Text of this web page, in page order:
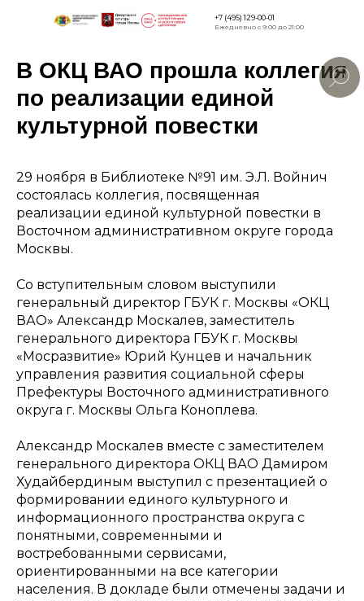
Версия для
+7 (495) 129-00-01
Ежедневно с 9:00 до 21:00
В ОКЦ ВАО прошла коллегия
по реализации единой
культурной повестки
29 ноября в Библиотеке №91 им. Э.Л. Войнич
состоялась коллегия, посвященная
реализации единой культурной повестки в
Восточном административном округе города
Москвы.
Со вступительным словом выступили
генеральный директор ГБУК г. Москвы «ОКЦ
ВАО» Александр Москалев, заместитель
генерального директора ГБУК г. Москвы
«Мосразвитие» Юрий Кунцев и начальник
управления развития социальной сферы
Префектуры Восточного административного
округа г. Москвы Ольга Коноплева.
Александр Москалев вместе с заместителем
генерального директора ОКЦ ВАО Дамиром
Худайбердиным выступил с презентацией о
формировании единого культурного и
информационного пространства округа с
понятными, современными и
востребованными сервисами,
ориентированными на все категории
населения. В докладе были отмечены задачи и